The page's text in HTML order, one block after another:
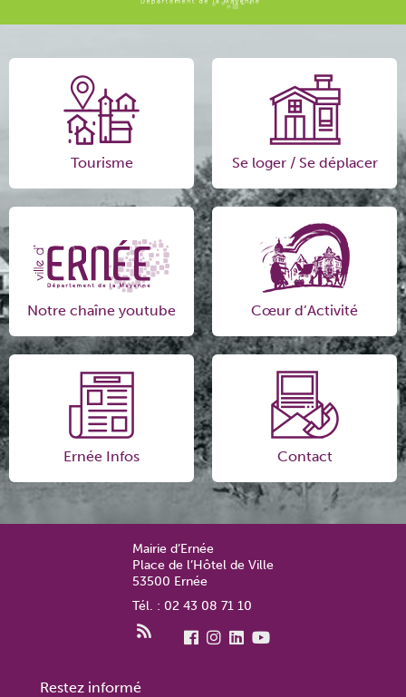
Tourisme Se loger / Se déplacer
Notre chaîne youtube Cœur d’Activité
Ernée Infos Contact
Mairie d’Ernée
Place de l’Hôtel de Ville
53500 Ernée
Tél. : 02 43 08 71 10
Restez informé